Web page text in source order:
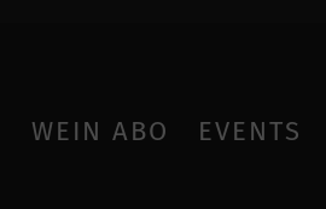
WEIN ABO EVENTS